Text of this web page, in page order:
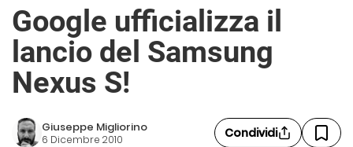
Google ufficializza il
lancio del Samsung
Nexus S!
Giuseppe Migliorino
6 Dicembre 2010 Condividi